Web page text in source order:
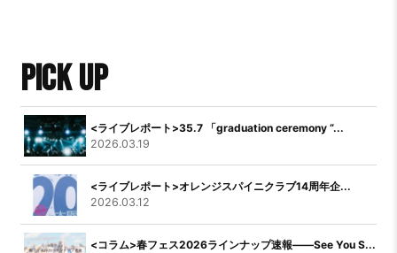
PICK UP
<ライブレポート>35.7 「graduation ceremony “...
2026.03.19
<ライブレポート>オレンジスパイニクラブ14周年企...
2026.03.12
<コラム>春フェス2026ラインナップ速報――See You S...